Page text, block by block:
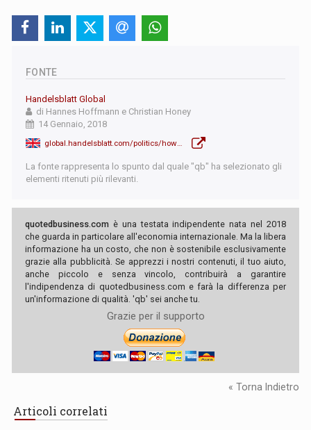
FONTE
Handelsblatt Global
di Hannes Hoffmann e Christian Honey
14 Gennaio, 2018
La fonte rappresenta lo spunto dal quale "qb" ha selezionato gli
elementi ritenuti più rilevanti.
quotedbusiness.com è una testata indipendente nata nel 2018
che guarda in particolare all'economia internazionale. Ma la libera
informazione ha un costo, che non è sostenibile esclusivamente
grazie alla pubblicità. Se apprezzi i nostri contenuti, il tuo aiuto,
anche piccolo e senza vincolo, contribuirà a garantire
l'indipendenza di quotedbusiness.com e farà la differenza per
un'informazione di qualità. 'qb' sei anche tu.
Grazie per il supporto
« Torna Indietro
Articoli correlati